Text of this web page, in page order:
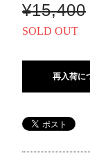
¥15,400
SOLD OUT
再入荷に